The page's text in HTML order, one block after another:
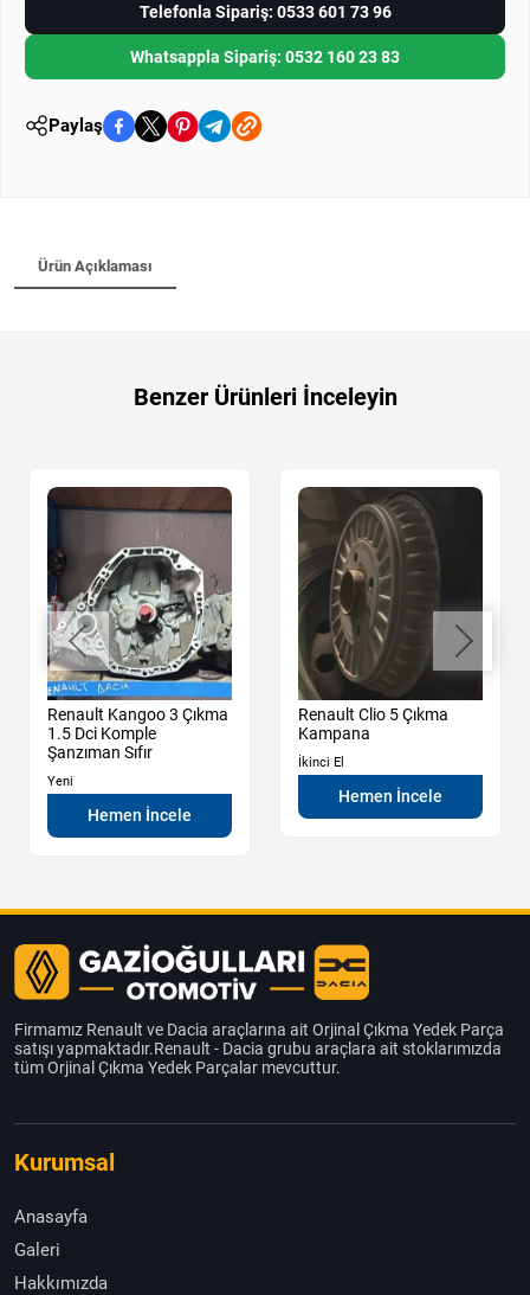
Telefonla Sipariş: 0533 601 73 96
Whatsappla Sipariş: 0532 160 23 83
Paylaş
Ürün Açıklaması
Benzer Ürünleri İnceleyin
Renault Kangoo 3 Çıkma
1.5 Dci Komple
Şanzıman Sıfır
Yeni
Hemen İncele
Renault Clio 5 Çıkma
Kampana
İkinci El
Hemen İncele
Firmamız Renault ve Dacia araçlarına ait Orjinal Çıkma Yedek Parça
satışı yapmaktadır.Renault - Dacia grubu araçlara ait stoklarımızda
tüm Orjinal Çıkma Yedek Parçalar mevcuttur.
Kurumsal
Anasayfa
Galeri
Hakkımızda